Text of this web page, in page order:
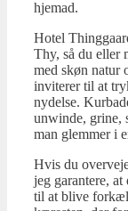
hjemad.
Hotel
Thy, så du eller
med skøn natur
inviterer til at
nydelse.
unwinde, grine,
man glemmer i
Hvis du
jeg garantere,
til at blive